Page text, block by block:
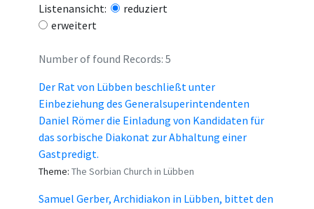
Listenansicht:
reduziert
erweitert
Number of found Records: 5
Der Rat von Lübben beschließt unter
Einbeziehung des Generalsuperintendenten
Daniel Römer die Einladung von Kandidaten für
das sorbische Diakonat zur Abhaltung einer
Gastpredigt.
Theme: The Sorbian Church in Lübben
Samuel Gerber, Archidiakon in Lübben, bittet den